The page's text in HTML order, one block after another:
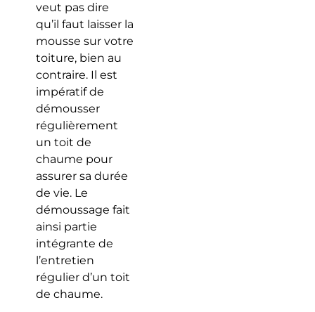
veut pas dire
qu’il faut laisser la
mousse sur votre
toiture, bien au
contraire. Il est
impératif de
démousser
régulièrement
un toit de
chaume pour
assurer sa durée
de vie. Le
démoussage fait
ainsi partie
intégrante de
l’entretien
régulier d’un toit
de chaume.